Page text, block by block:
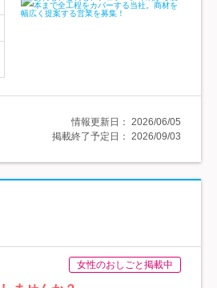
情報更新日： 2026/06/05
掲載終了予定日： 2026/09/03
女性のおしごと掲載中